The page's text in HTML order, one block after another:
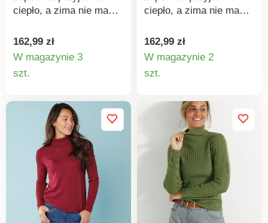
ciepło, a zima nie ma
dzianin. Kołnierz z
golfem. Długie rękawy.
Prosty dół. Prążkowany,
cienki splot. Można prać
162,99 zł
W magazynie 3
szt.
ciepło, a zima nie ma
dzianin. Kołnierz z
golfem. Długie rękawy.
Prosty dół. Prążkowany,
cienki splot. Można prać
162,99 zł
W magazynie 2
szt.